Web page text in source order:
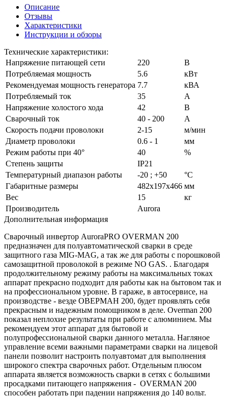
Описание
Отзывы
Характеристики
Инструкции и обзоры
Технические характеристики:
Напряжение питающей сети
220
В
Потребляемая мощность
5.6
кВт
Рекомендуемая мощность генератора 7.7
кВА
Потребляемый ток
35
А
Напряжение холостого хода
42
В
Сварочный ток
40 - 200
А
Скорость подачи проволоки
2-15
м/мин
Диаметр проволоки
0.6 - 1
мм
Режим работы при 40°
40
%
Степень защиты
IP21
Температурный диапазон работы
-20 ; +50
°C
Габаритные размеры
482х197х466 мм
Вес
15
кг
Производитель
Aurora
Дополнительная информация
Сварочный инвертор AuroraPRO OVERMAN 200
предназначен для полуавтоматической сварки в среде
защитного газа MIG-MAG, а так же для работы с порошковой
самозащитной проволокой в режиме NO GAS. . Благодаря
продолжительному режиму работы на максимальных токах
аппарат прекрасно подходит для работы как на бытовом так и
на профессиональном уровне. В гараже, в автосервисе, на
производстве - везде ОВЕРМАН 200, будет проявлять себя
прекрасным и надежным помощником в деле. Overman 200
показал неплохие результаты при работе с алюминием. Мы
рекомендуем этот аппарат для бытовой и
полупрофессиональной сварки данного металла. Нагляное
управление всеми важными параметрами сварки на лицевой
панели позволит настроить полуавтомат для выполнения
широкого спектра сварочных работ. Отдельным плюсом
аппарата является возможность сварки в сетях с большими
просадками питающего напряжения - OVERMAN 200
способен работать при падении напряжения до 140 вольт.